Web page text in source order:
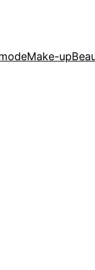
Make-up